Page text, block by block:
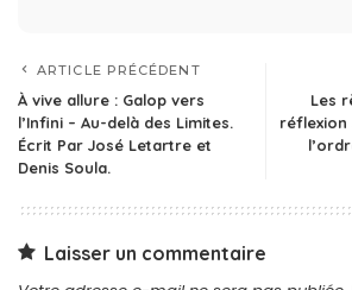
ARTICLE PRÉCÉDENT
À vive allure : Galop vers
l’Infini – Au-delà des Limites.
Écrit Par José Letartre et
Denis Soula.
Les
réflexion
Laisser un commentaire